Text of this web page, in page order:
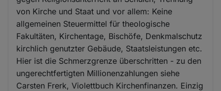
von Kirche und Staat und vor allem: Keine
allgemeinen Steuermittel für theologische
Fakultäten, Kirchentage, Bischöfe, Denkmalschutz
kirchlich genutzter Gebäude, Staatsleistungen etc.
Hier ist die Schmerzgrenze überschritten - zu den
ungerechtfertigten Millionenzahlungen siehe
Carsten Frerk, Violettbuch Kirchenfinanzen. Einzig